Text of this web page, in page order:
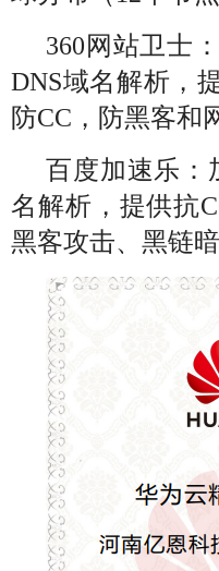
360网站卫士
DNS域名解析，
防CC，防黑客和
百度加速乐：
名解析，提供抗
黑客攻击、黑链